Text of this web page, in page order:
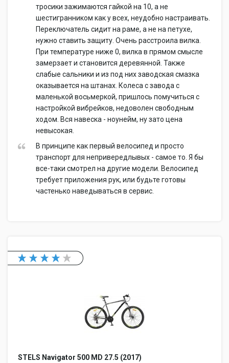
тросики зажимаются гайкой на 10, а не
шестигранником как у всех, неудобно настраивать.
Переключатель сидит на раме, а не на петухе,
нужно ставить защиту. Очень расстроила вилка.
При температуре ниже 0, вилка в прямом смысле
замерзает и становится деревянной. Также
слабые сальники и из под них заводская смазка
оказывается на штанах. Колеса с завода с
маленькой восьмеркой, пришлось помучиться с
настройкой вибрейков, недоволен свободным
ходом. Вся навеска - ноунейм, ну зато цена
невысокая.
В принципе как первый велосипед и просто
транспорт для непривередлывых - самое то. Я бы
все-таки смотрел на другие модели. Велосипед
требует приложения рук, или будьте готовы
частенько наведываться в сервис.
STELS Navigator 500 MD 27.5 (2017)